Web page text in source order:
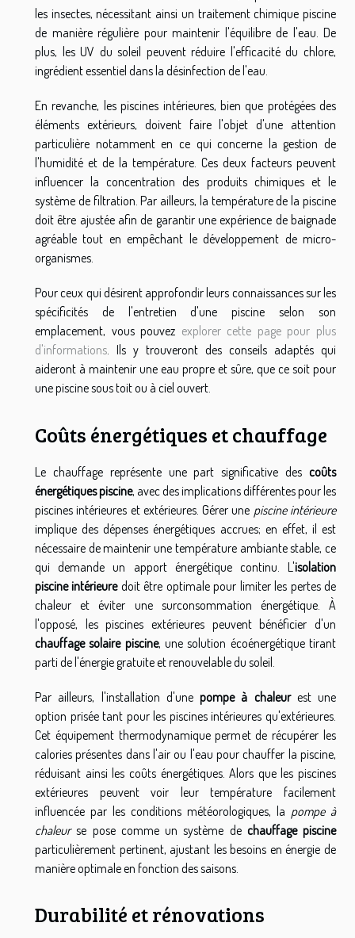
les insectes, nécessitant ainsi un traitement chimique piscine
de manière régulière pour maintenir l'équilibre de l'eau. De
plus, les UV du soleil peuvent réduire l'efficacité du chlore,
ingrédient essentiel dans la désinfection de l'eau.
En revanche, les piscines intérieures, bien que protégées des
éléments extérieurs, doivent faire l'objet d'une attention
particulière notamment en ce qui concerne la gestion de
l'humidité et de la température. Ces deux facteurs peuvent
influencer la concentration des produits chimiques et le
système de filtration. Par ailleurs, la température de la piscine
doit être ajustée afin de garantir une expérience de baignade
agréable tout en empêchant le développement de micro-
organismes.
Pour ceux qui désirent approfondir leurs connaissances sur les
spécificités de l'entretien d'une piscine selon son
emplacement, vous pouvez explorer cette page pour plus
d'informations. Ils y trouveront des conseils adaptés qui
aideront à maintenir une eau propre et sûre, que ce soit pour
une piscine sous toit ou à ciel ouvert.
Coûts énergétiques et chauffage
Le chauffage représente une part significative des coûts
énergétiques piscine, avec des implications différentes pour les
piscines intérieures et extérieures. Gérer une piscine intérieure
implique des dépenses énergétiques accrues; en effet, il est
nécessaire de maintenir une température ambiante stable, ce
qui demande un apport énergétique continu. L'isolation
piscine intérieuredoit être optimale pour limiter les pertes de
chaleur et éviter une surconsommation énergétique. À
l'opposé, les piscines extérieures peuvent bénéficier d'un
chauffage solaire piscine, une solution écoénergétique tirant
parti de l'énergie gratuite et renouvelable du soleil.
Par ailleurs, l'installation d'une pompe à chaleurest une
option prisée tant pour les piscines intérieures qu'extérieures.
Cet équipement thermodynamique permet de récupérer les
calories présentes dans l'air ou l'eau pour chauffer la piscine,
réduisant ainsi les coûts énergétiques. Alors que les piscines
extérieures peuvent voir leur température facilement
influencée par les conditions météorologiques, la pompe à
chaleurse pose comme un système de chauffage piscine
particulièrement pertinent, ajustant les besoins en énergie de
manière optimale en fonction des saisons.
Durabilité et rénovations